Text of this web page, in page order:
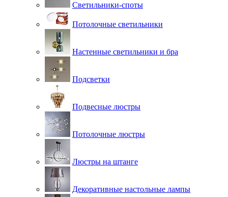
Светильники-споты
Потолочные светильники
Настенные светильники и бра
Подсветки
Подвесные люстры
Потолочные люстры
Люстры на штанге
Декоративные настольные лампы